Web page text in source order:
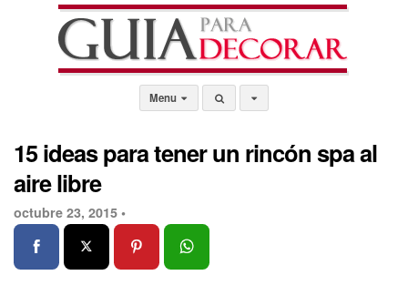
Menu
15 ideas para tener un rincón spa al
aire libre
octubre 23, 2015 •